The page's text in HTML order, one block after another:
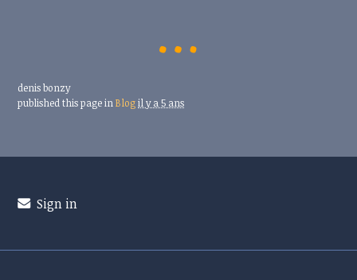
denis bonzy
published this page inBlog il y a 5 ans
Sign in